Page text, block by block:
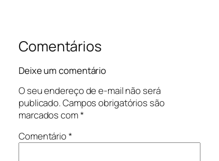
Comentários
Deixe um comentário
O seu endereço de e-mail não será
publicado.Campos obrigatórios são
marcados com*
Comentário*